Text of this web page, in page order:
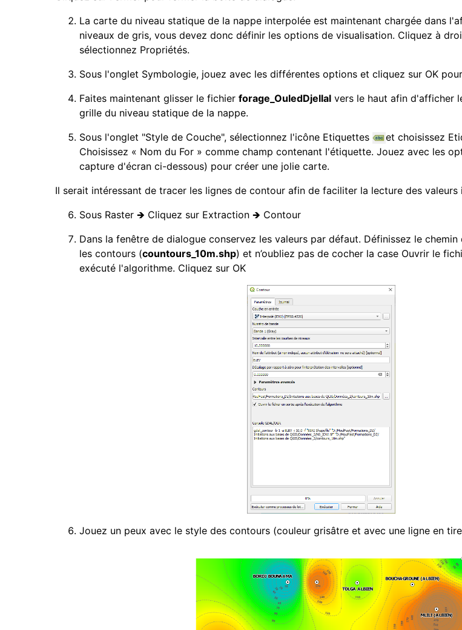
La carte du niveau statique de la nappe interpolée est maintenant chargée dans
niveaux de gris, vous devez donc définir les options de visualisation. Cliquez à
sélectionnez Propriétés.
Sous l'onglet Symbologie, jouez avec les différentes options et cliquez sur OK
Faites maintenant glisser le fichier forage_OuledDjellal vers le haut afin d'afficher
grille du niveau statique de la nappe.
Sous l'onglet "Style de Couche", sélectionnez l'icône Etiquettes
et choisissez
Choisissez « Nom du For » comme champ contenant l'étiquette. Jouez avec les
capture d'écran ci-dessous) pour créer une jolie carte.
Il serait intéressant de tracer les lignes de contour afin de faciliter la lecture des valeurs
Sous Raster 🡺 Cliquez sur Extraction 🡺 Contour
Dans la fenêtre de dialogue conservez les valeurs par défaut. Définissez le
les contours (countours_10m.shp) et n’oubliez pas de cocher la case Ouvrir le
exécuté l'algorithme. Cliquez sur OK
Jouez un peux avec le style des contours (couleur grisâtre et avec une ligne en